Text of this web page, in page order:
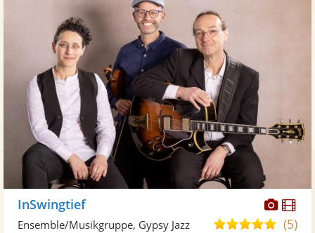
InSwingtief
5,0(5)
Ensemble/Musikgruppe, Gypsy Jazz